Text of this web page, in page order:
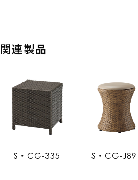
関連製品
S・CG-335 S・CG-